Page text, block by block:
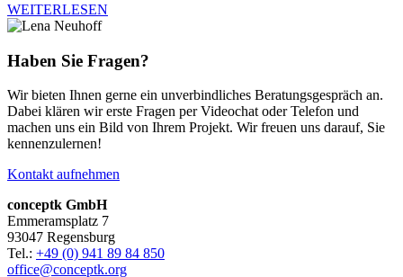
WEITERLESEN
Haben Sie Fragen?
Wir bieten Ihnen gerne ein unverbindliches Beratungsgespräch an.
Dabei klären wir erste Fragen per Videochat oder Telefon und
machen uns ein Bild von Ihrem Projekt. Wir freuen uns darauf, Sie
kennenzulernen!
Kontakt aufnehmen
conceptk GmbH
Emmeramsplatz 7
93047 Regensburg
Tel.: +49 (0) 941 89 84 850
office@conceptk.org